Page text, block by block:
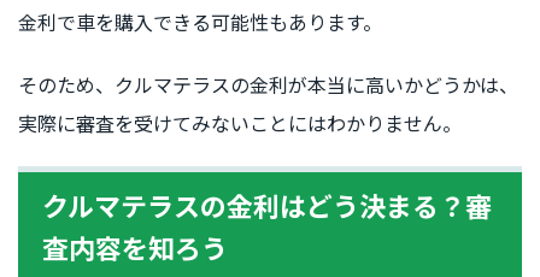
金利で車を購入できる可能性もあります。
そのため、クルマテラスの金利が本当に高いかどうかは、
実際に審査を受けてみないことにはわかりません。
クルマテラスの金利はどう決まる？審
査内容を知ろう